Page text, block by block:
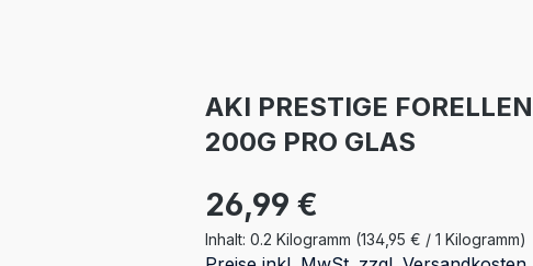
AKI PRESTIGE
200G PRO GLAS
26,99 €
Inhalt: 0.2 Kilogramm (134,95 € / 1 Kilogramm)